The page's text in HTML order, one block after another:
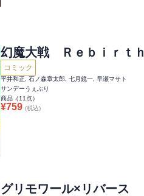
幻魔大戦 Ｒｅｂｉｒｔｈ
コミック
平井和正, 石ノ森章太郎, 七月鏡一, 早瀬マサト
サンデーうぇぶり
商品（11 点）
¥759 (税込)
グリモワール×リバース